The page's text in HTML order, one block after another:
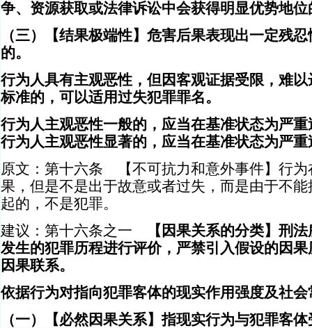
争、资源获取或法律诉讼中会获得明显优势地位
（三）【结果极端性】危害后果表现出一定残
的。
行为人具有主观恶性，但因客观证据受限，难
标准的，可以适用过失犯罪罪名。
行为人主观恶性一般的，应当在基准状态为严
行为人主观恶性显著的，应当在基准状态为严
原文：第十六条 【不可抗力和意外事件】行为
果，但是不是出于故意或者过失，而是由于不
起的，不是犯罪。
建议：第十六条之一
【因果关系的分类】刑
发生的犯罪历程进行评价，严禁引入假设的因
因果联系。
依据行为对指向犯罪客体的现实作用强度及社
（一）【必然因果关系】指现实行为与犯罪客